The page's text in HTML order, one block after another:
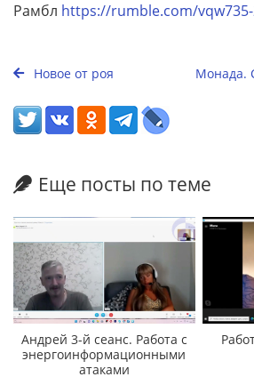
Рамбл https://rumble.com/
Новое от роя Монада.
Еще посты по теме
Андрей 3-й сеанс. Работа с
энергоинформационными
атаками